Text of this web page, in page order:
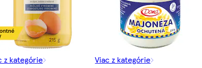
z kategórie
Viac z kategórie